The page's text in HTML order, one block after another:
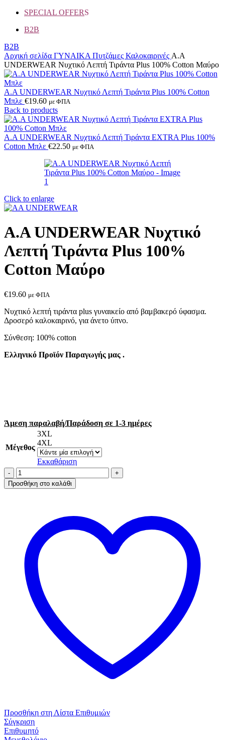
SPECIAL OFFERS
B2B
B2B
Αρχική σελίδα ΓΥΝΑΙΚΑ Πυτζάμες Καλοκαιρινές A.A
UNDERWEAR Νυχτικό Λεπτή Τιράντα Plus 100% Cotton Μαύρο
A.A UNDERWEAR Νυχτικό Λεπτή Τιράντα Plus 100% Cotton
Μπλε €19.60 με ΦΠΑ
Back to products
A.A UNDERWEAR Νυχτικό Λεπτή Τιράντα EXTRA Plus 100%
Cotton Μπλε €22.50 με ΦΠΑ
Click to enlarge
A.A UNDERWEAR Νυχτικό
Λεπτή Τιράντα Plus 100%
Cotton Μαύρο
€19.60 με ΦΠΑ
Νυχτικό λεπτή τιράντα plus γυναικείo από βαμβακερό ύφασμα.
Δροσερό καλοκαιρινό, για άνετο ύπνο.
Σύνθεση: 100% cotton
Ελληνικό Προϊόν Παραγωγής μας .
Άμεση παραλαβή/Παράδοση σε 1-3 ημέρες
Μέγεθος
3XL
4XL
Εκκαθάριση
A.A
UNDERWEAR
Νυχτικό
Cotton
Μαύρο
ποσότητα
Προσθήκη στο καλάθι
Προσθήκη στη Λίστα Επιθυμιών
Σύγκριση
Επιθυμητό